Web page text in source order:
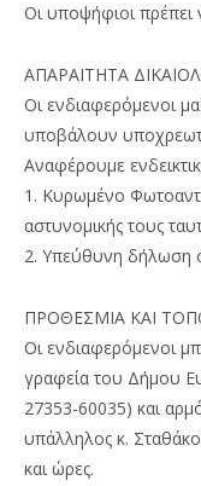
Οι υποψήφιοι πρέπει
ΑΠΑΡΑΙΤΗΤΑ
Οι ενδιαφερόμενοι
υποβάλουν
Αναφέρουμε
1. Κυρωμένο
αστυνομικής τους
2. Υπεύθυνη δήλωση
ΠΡΟΘΕΣΜΙΑ ΚΑΙ
Οι ενδιαφερόμενοι
γραφεία του Δήμου
27353-60035) και
υπάλληλος κ.
και ώρες.